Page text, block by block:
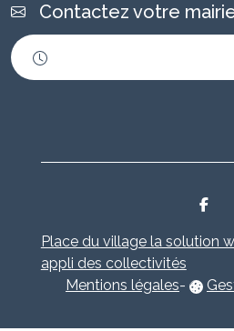
Contactez votre
Place du village la solution
appli des collectivités
Mentions légales-